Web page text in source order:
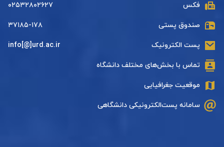
فکس ۰۲۵۳۲۸۰۲۶۲۷
صندوق پستی ۳۷۱۸۵-۱۷۸
پست الکترونیک info[@]urd.ac.ir
تماس با بخش‌های مختلف دانشگاه
موقعیت جغرافیایی
سامانه پست‌الکترونیکی دانشگاهی